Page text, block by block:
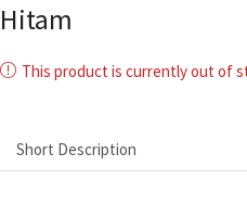
Hitam
This product is currently out of
Short Description